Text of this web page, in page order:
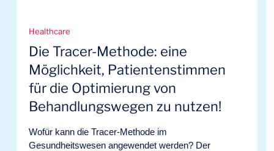
Healthcare
Die Tracer-Methode: eine
Möglichkeit, Patientenstimmen
für die Optimierung von
Behandlungswegen zu nutzen!
Wofür kann die Tracer-Methode im
Gesundheitswesen angewendet werden? Der